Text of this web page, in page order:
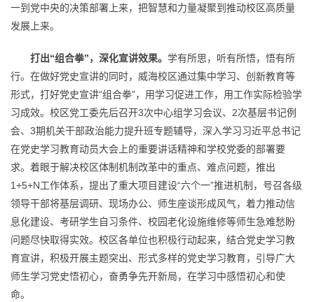
一到党中央的决策部署上来，把智慧和力量凝聚到推动校区高质量
发展上来。
打出“组合拳”，深化宣讲效果。 学有所思，听有所悟，悟有所
行。在做好党史宣讲的同时，威海校区通过集中学习、创新教育等
形式，打好党史宣讲“组合拳”，用学习促进工作，用工作实际检验学
习成效。校区党工委先后召开3次中心组学习会议、2次基层书记例
会、3期机关干部政治能力提升班专题辅导，深入学习习近平总书记
在党史学习教育动员大会上的重要讲话精神和学校党委的部署要
求。着眼于解决校区体制机制改革中的重点、难点问题，推出
1+5+N工作体系，提出了重大项目建设“六个一”推进机制，号召各级
领导干部将基层调研、现场办公、师生座谈形成风气，着力推动信
息化建设、考研学生自习条件、校园老化设施维修等师生急难愁盼
问题尽快取得实效。校区各单位也积极行动起来，结合党史学习教
育宣讲，积极开展主题突出、形式多样的党史学习教育，引导广大
师生学习党史悟初心，奋勇争先开新局，在学习中感悟初心和使
命。